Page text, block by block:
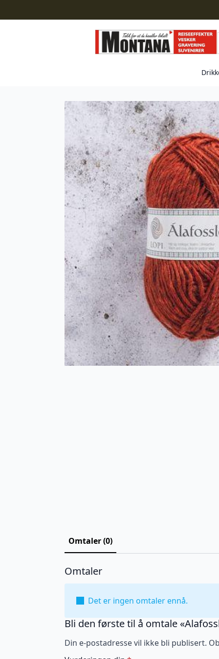
Omtaler (0)
Omtaler
Det er ingen omtaler ennå.
Bli den første til å omtale
Din e-postadresse vil ikke bli publisert.